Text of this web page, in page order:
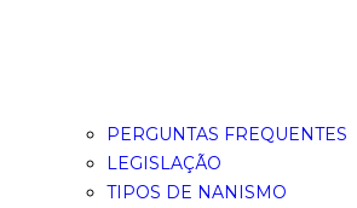
PERGUNTAS FREQUENTES
LEGISLAÇÃO
TIPOS DE NANISMO